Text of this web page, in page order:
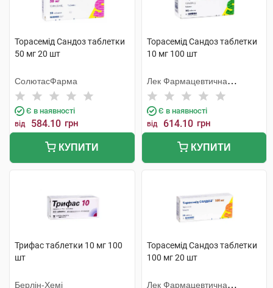
Торасемід Сандоз таблетки
50 мг 20 шт
СолютасФарма
Є в наявності
від 584.10 грн
КУПИТИ
Торасемід Сандоз таблетки
10 мг 100 шт
Лек Фармацевтична
компанія
Є в наявності
від 614.10 грн
КУПИТИ
Трифас таблетки 10 мг 100
шт
Берлін-Хемі
Торасемід Сандоз таблетки
100 мг 20 шт
Лек Фармацевтична